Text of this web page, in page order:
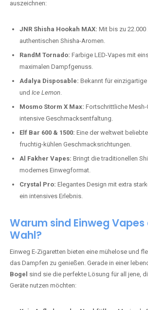
auszeichnen:
JNR Shisha Hookah MAX: Mit bis zu 22.000
authentischen Shisha-Aromen.
RandM Tornado: Farbige LED-Vapes mit
maximalen Dampfgenuss.
Adalya Disposable: Bekannt für
und Ice Lemon.
Mosmo Storm X Max: Fortschrittliche
intensive Geschmacksentfaltung.
Elf Bar 600 & 1500: Eine der weltweit
fruchtig-kühlen Geschmacksrichtungen.
Al Fakher Vapes: Bringt die traditionellen
modernes Einwegformat.
Crystal Pro: Elegantes Design mit extra
ein intensives Erlebnis.
Warum sind Einweg
Wahl?
Einweg E-Zigaretten bieten eine mühelose und
das Dampfen zu genießen. Gerade in einer
Bogel sind sie die perfekte Lösung für all jene,
Geräte nutzen möchten: